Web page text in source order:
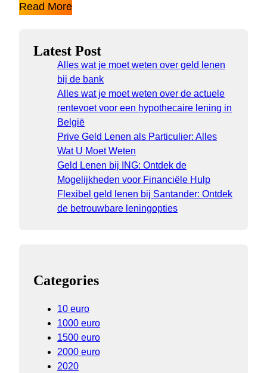
Read More
Latest Post
Alles wat je moet weten over geld lenen
bij de bank
Alles wat je moet weten over de actuele
rentevoet voor een hypothecaire lening in
België
Prive Geld Lenen als Particulier: Alles
Wat U Moet Weten
Geld Lenen bij ING: Ontdek de
Mogelijkheden voor Financiële Hulp
Flexibel geld lenen bij Santander: Ontdek
de betrouwbare leningopties
Categories
10 euro
1000 euro
1500 euro
2000 euro
2020